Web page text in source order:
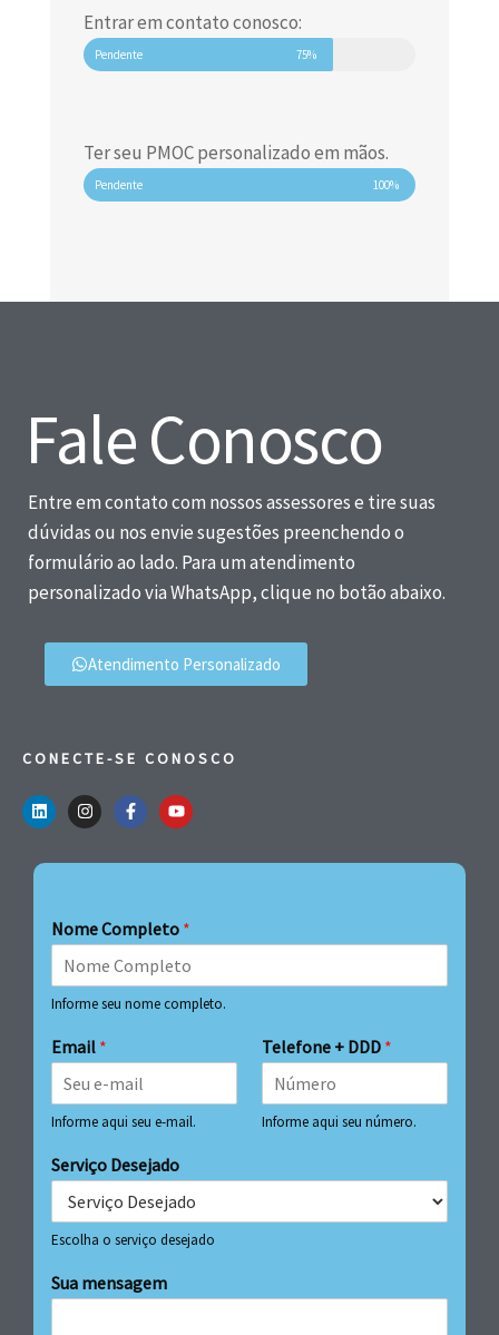
Entrar em contato conosco:
Pendente 75%
Ter seu PMOC personalizado em mãos.
Pendente 100%
Fale Conosco
Entre em contato com nossos assessores e tire suas
dúvidas ou nos envie sugestões preenchendo o
formulário ao lado. Para um atendimento
personalizado via WhatsApp, clique no botão abaixo.
Atendimento Personalizado
CONECTE-SE CONOSCO
Nome Completo *
Informe seu nome completo.
Email *
Informe aqui seu e-mail.
Telefone + DDD *
Informe aqui seu número.
Serviço Desejado
Escolha o serviço desejado
Sua mensagem